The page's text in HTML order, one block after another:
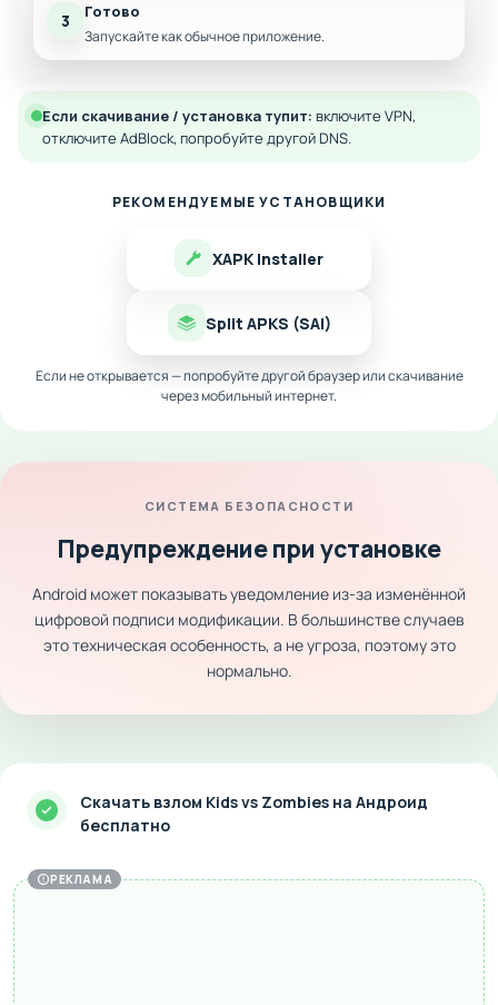
3 Готово
Запускайте как обычное приложение.
Если скачивание / установка тупит: включите VPN,
отключите AdBlock, попробуйте другой DNS.
РЕКОМЕНДУЕМЫЕ УСТАНОВЩИКИ
XAPK Installer
Split APKS (SAI)
Если не открывается — попробуйте другой браузер или скачивание
через мобильный интернет.
СИСТЕМА БЕЗОПАСНОСТИ
Предупреждение при установке
Android может показывать уведомление из-за изменённой
цифровой подписи модификации. В большинстве случаев
это техническая особенность, а не угроза, поэтому это
нормально.
Скачать взлом Kids vs Zombies на Андроид
бесплатно
РЕКЛАМА